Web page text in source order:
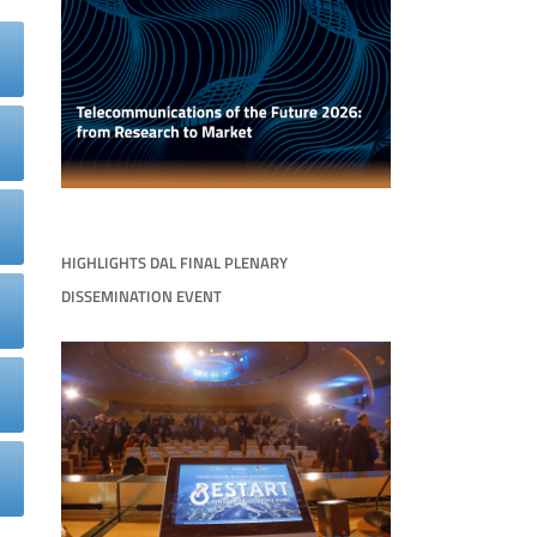
HIGHLIGHTS DAL FINAL PLENARY
DISSEMINATION EVENT